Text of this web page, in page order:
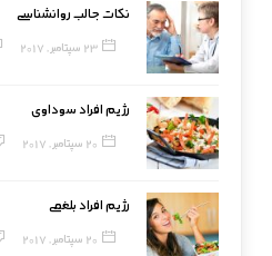
نکات جالب روانشناسی
23 سپتامبر, 2017
رژیم افراد سوداوی
20 سپتامبر, 2017
رژیم افراد بلغمی
20 سپتامبر, 2017